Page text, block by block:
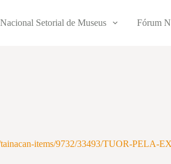
Setorial de Museus Fórum
tainacan-items/9732/33493/TUOR-